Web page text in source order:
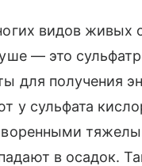
видов живых
— это
для получения
у сульфата
в осадок.